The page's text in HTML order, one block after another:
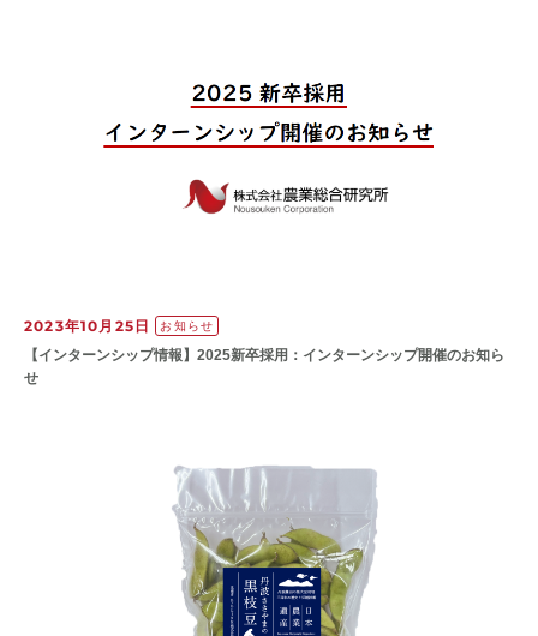
2023年10月25日 お知らせ
【インターンシップ情報】2025新卒採用：インターンシップ開催のお知ら
せ